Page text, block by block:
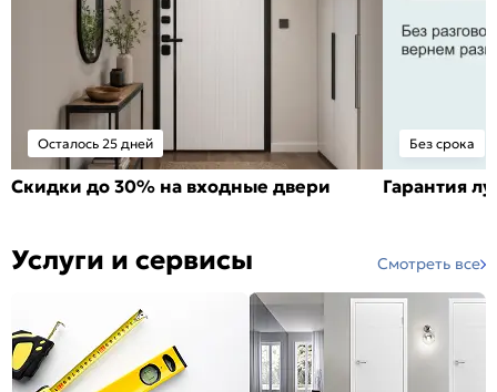
Осталось 25 дней
Скидки до 30% на входные двери
Без срока
Гарантия
Услуги и сервисы Смотреть все